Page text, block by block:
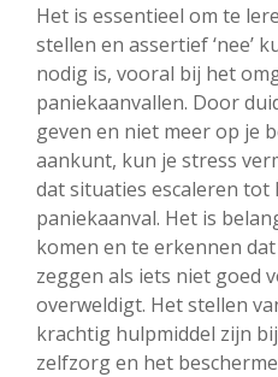
Het is essentieel om te
stellen en assertief ‘nee’
nodig is, vooral bij het
paniekaanvallen. Door
geven en niet meer op je
aankunt, kun je stress
dat situaties escaleren tot
paniekaanval. Het is
komen en te erkennen
zeggen als iets niet goed
overweldigt. Het stellen
krachtig hulpmiddel zijn
zelfzorg en het